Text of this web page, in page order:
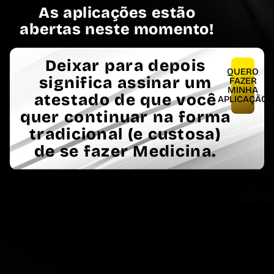
As aplicações estão
abertas neste momento!
Deixar para depois
significa assinar um
atestado de que você
quer continuar na forma
tradicional (e custosa)
de se fazer Medicina.
QUERO
FAZER
MINHA
APLICAÇÃO